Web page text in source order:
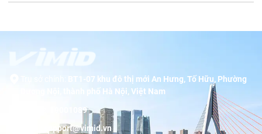
BT1-07 khu đô thị mới An Hưng, Tố Hữu, Phường
Dương Nội, thành phố Hà Nội, Việt Nam
19001089
support@vimid.vn